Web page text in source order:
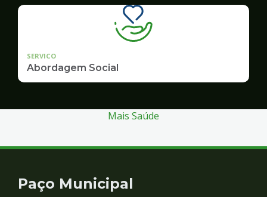
SERVICO
Abordagem Social
Mais Saúde
Contato
Paço Municipal